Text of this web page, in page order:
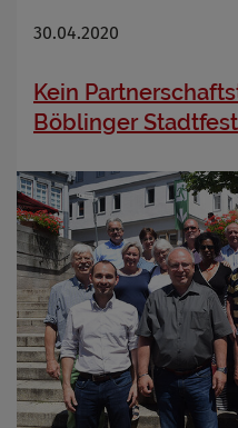
30.04.2020
Kein
Böblinger Stadtfest